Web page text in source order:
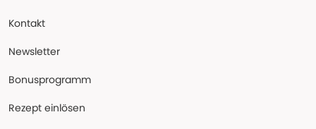
Kontakt
Newsletter
Bonusprogramm
Rezept einlösen